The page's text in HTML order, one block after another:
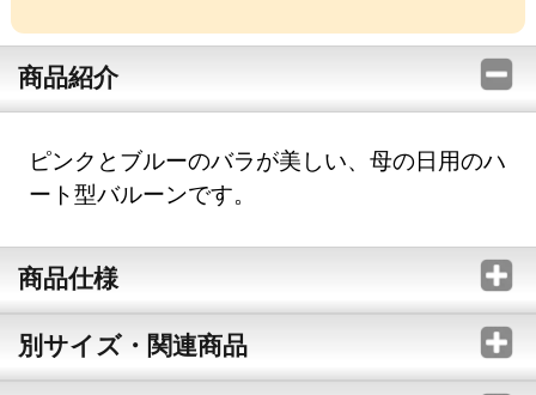
商品紹介
ピンクとブルーのバラが美しい、母の日用のハ
ート型バルーンです。
商品仕様
別サイズ・関連商品